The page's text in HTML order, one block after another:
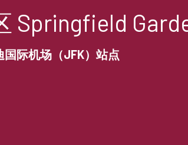
Springfield
国际机场（JFK）站点